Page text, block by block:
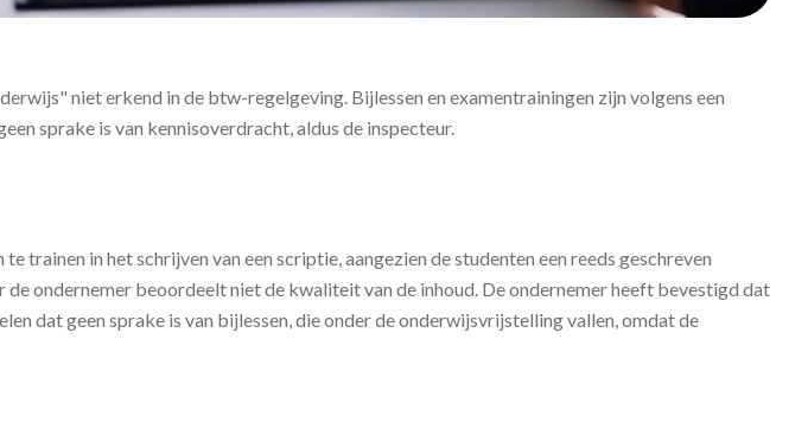
niet erkend in de btw-regelgeving. Bijlessen en examentrainingen zijn volgens een
sprake is van kennisoverdracht, aldus de inspecteur.
in het schrijven van een scriptie, aangezien de studenten een reeds geschreven
ondernemer beoordeelt niet de kwaliteit van de inhoud. De ondernemer heeft bevestigd dat
dat geen sprake is van bijlessen, die onder de onderwijsvrijstelling vallen, omdat de